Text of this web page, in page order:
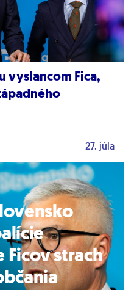
vyslancom Fica,
27. júla
Ficov strach